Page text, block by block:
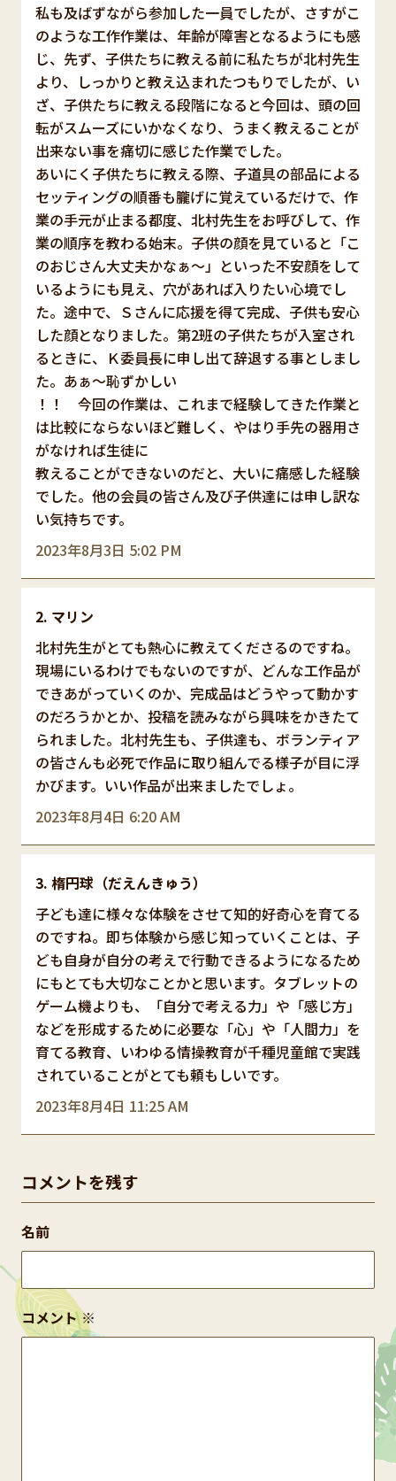
2023年8月3日 5:02 PM
私も及ばずながら参加した一員でしたが、さすがこ
のような工作作業は、年齢が障害となるようにも感
じ、先ず、子供たちに教える前に私たちが北村先生
より、しっかりと教え込まれたつもりでしたが、い
ざ、子供たちに教える段階になると今回は、頭の回
転がスムーズにいかなくなり、うまく教えることが
出来ない事を痛切に感じた作業でした。
あいにく子供たちに教える際、子道具の部品による
セッティングの順番も朧げに覚えているだけで、作
業の手元が止まる都度、北村先生をお呼びして、作
業の順序を教わる始末。子供の顔を見ていると「こ
のおじさん大丈夫かなぁ～」といった不安顔をして
いるようにも見え、穴があれば入りたい心境でし
た。途中で、Ｓさんに応援を得て完成、子供も安心
した顔となりました。第2班の子供たちが入室され
るときに、Ｋ委員長に申し出て辞退する事としまし
た。あぁ～恥ずかしい
！！ 今回の作業は、これまで経験してきた作業と
は比較にならないほど難しく、やはり手先の器用さ
がなければ生徒に
教えることができないのだと、大いに痛感した経験
でした。他の会員の皆さん及び子供達には申し訳な
い気持ちです。
マリン
2023年8月4日 6:20 AM
北村先生がとても熱心に教えてくださるのですね。
現場にいるわけでもないのですが、どんな工作品が
できあがっていくのか、完成品はどうやって動かす
のだろうかとか、投稿を読みながら興味をかきたて
られました。北村先生も、子供達も、ボランティア
の皆さんも必死で作品に取り組んでる様子が目に浮
かびます。いい作品が出来ましたでしょ。
楕円球（だえんきゅう）
2023年8月4日 11:25 AM
子ども達に様々な体験をさせて知的好奇心を育てる
のですね。即ち体験から感じ知っていくことは、子
ども自身が自分の考えで行動できるようになるため
にもとても大切なことかと思います。タブレットの
ゲーム機よりも、「自分で考える力」や「感じ方」
などを形成するために必要な「心」や「人間力」を
育てる教育、いわゆる情操教育が千種児童館で実践
されていることがとても頼もしいです。
コメントを残す
コメント※
名前